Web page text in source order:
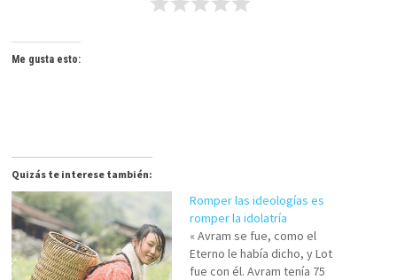
Me gusta esto:
Quizás te interese también:
Romper las ideologías es
romper la idolatría
« Avram se fue, como el
Eterno le había dicho, y Lot
fue con él. Avram tenía 75